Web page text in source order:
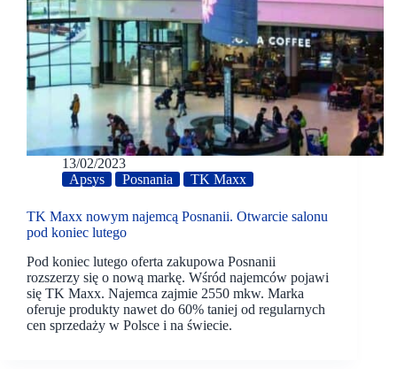
13/02/2023
Apsys
Posnania TK Maxx
TK Maxx nowym najemcą Posnanii. Otwarcie salonu
pod koniec lutego
Pod koniec lutego oferta zakupowa Posnanii
rozszerzy się o nową markę. Wśród najemców pojawi
się TK Maxx. Najemca zajmie 2550 mkw. Marka
oferuje produkty nawet do 60% taniej od regularnych
cen sprzedaży w Polsce i na świecie.